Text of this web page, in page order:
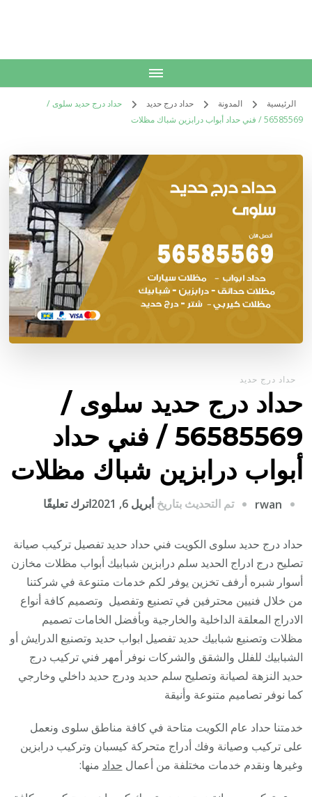
الرئيسية المدونة حداد درج حديد
حداد درج حديد سلوى /
56585569 / فني حداد أبواب درابزين شباك مظلات
حداد درج حديد
حداد درج حديد سلوى /
56585569 / فني حداد
أبواب درابزين شباك مظلات
rwan تم التحديث بتاريخأبريل 6, 2021 اترك تعليقًا
درج
حديد
سلوى
/
/
فني
حداد
شباك
مظلات
حداد درج حديد سلوى الكويت فني حداد حديد تفصيل تركيب صيانة
تصليح درج ادراج الحديد سلم درابزين شبابيك أبواب مظلات مخازن
أسوار شبره أرفف تخزين يوفر لكم خدمات متنوعة في شركتنا
من خلال فنيين محترفين في تصنيع وتفصيل وتصميم كافة أنواع
الادراج المعلقة الداخلية والخارجية وبأفضل الخامات تصميم
مظلات وتصنيع شبابيك حديد تفصيل ابواب حديد وتصنيع الدرايش أو
الشبابيك للفلل والشقق والشركات نوفر أمهر فني تركيب درج
حديد النزهة لصيانة وتصليح سلم حديد ودرج حديد داخلي وخارجي
كما نوفر تصاميم متنوعة وأنيقة
خدمتنا حداد عام الكويت متاحة في كافة مناطق سلوى ونعمل
على تركيب وصيانة وفك أدراج متحركة كيسبان وتركيب درابزين
وغيرها ونقدم خدمات مختلفة من أعمال حداد منها: